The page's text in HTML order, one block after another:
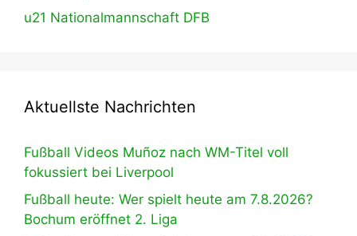
u21 Nationalmannschaft DFB
Aktuellste Nachrichten
Fußball Videos Muñoz nach WM-Titel voll
fokussiert bei Liverpool
Fußball heute: Wer spielt heute am 7.8.2026?
Bochum eröffnet 2. Liga